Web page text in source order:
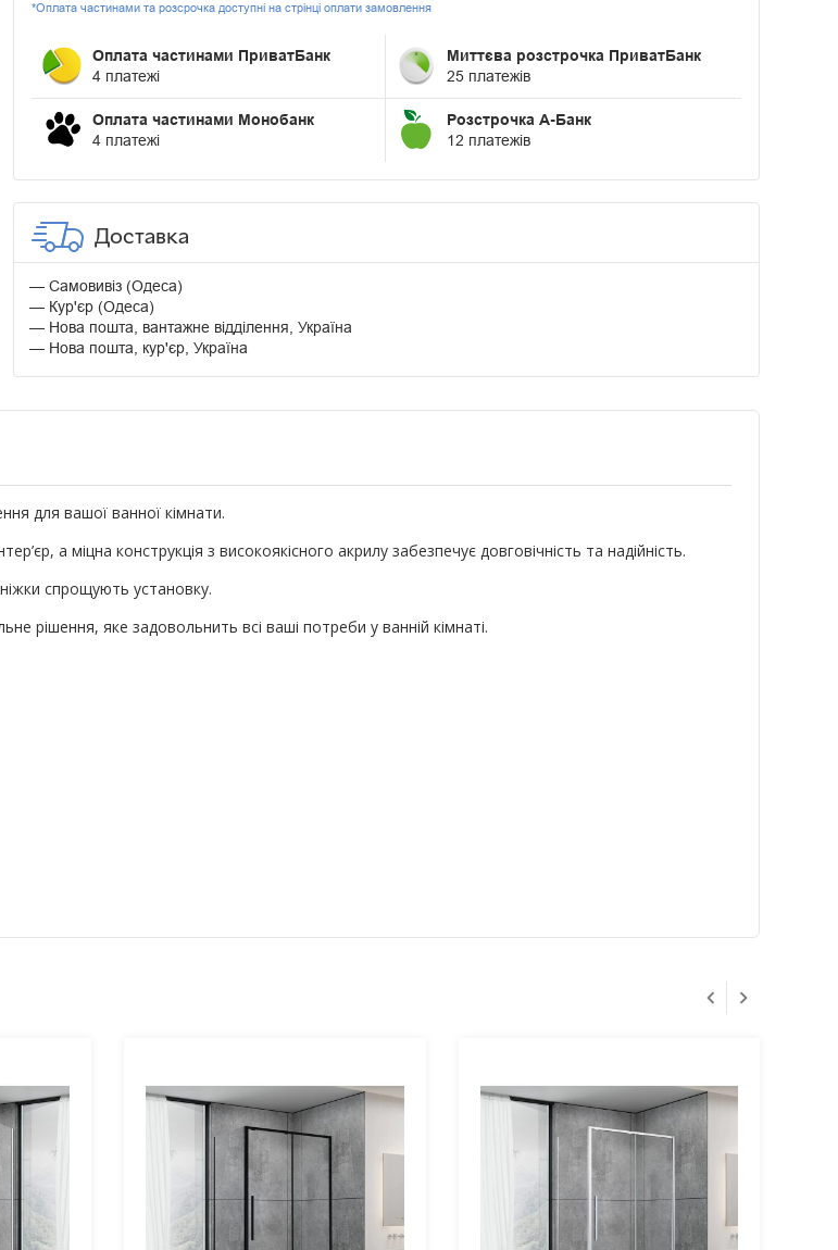
*Оплата частинами та розсрочка доступні на стрінці оплати замовлення
Оплата частинами ПриватБанк
4 платежі
Миттєва розстрочка ПриватБанк
25 платежів
Оплата частинами Монобанк
4 платежі
Розстрочка А-Банк
12 платежів
Доставка
Самовивіз (Одеса)
Кур'єр (Одеса)
Нова пошта, вантажне відділення, Україна
Нова пошта, кур'єр, Україна
для вашої ванної кімнати.
а міцна конструкція з високоякісного акрилу забезпечує довговічність та надійність.
спрощують установку.
рішення, яке задовольнить всі ваші потреби у ванній кімнаті.